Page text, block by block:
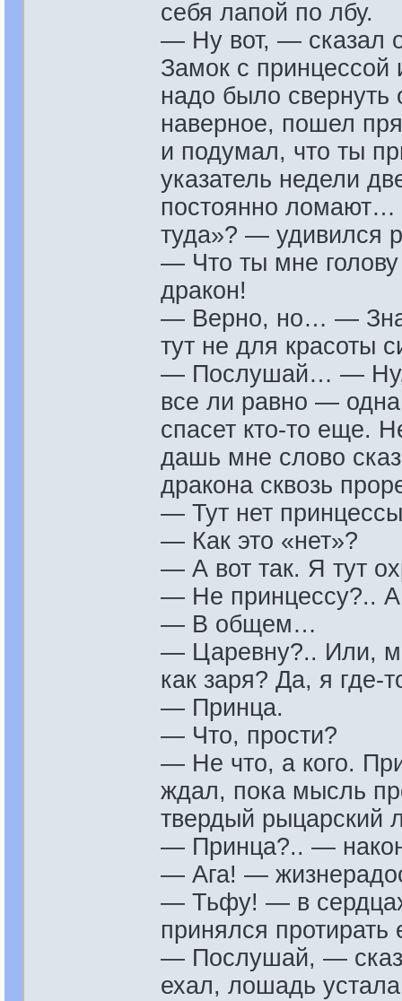
себя лапой по лбу.
— Ну вот, — сказал
Замок с принцессой
надо было свернуть
наверное, пошел
и подумал, что ты
указатель недели
постоянно
туда»? — удивился
— Что ты мне
дракон!
— Верно, но… —
тут не для красоты
— Послушай… — Ну,
все ли равно — одна
спасет кто-то еще.
дашь мне слово
дракона сквозь
— Тут нет
— Как это «нет»?
— А вот так. Я тут
— Не принцессу?.. А
— В общем…
— Царевну?.. Или,
как заря? Да, я где-
— Принца.
— Что, прости?
— Не что, а кого.
ждал, пока мысль
твердый рыцарский
— Принца?.. —
— Ага! —
— Тьфу! — в
принялся протирать
— Послушай, —
ехал, лошадь